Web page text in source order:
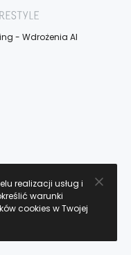
- Wdrożenia AI
realizacji usług i
warunki
cookies w Twojej